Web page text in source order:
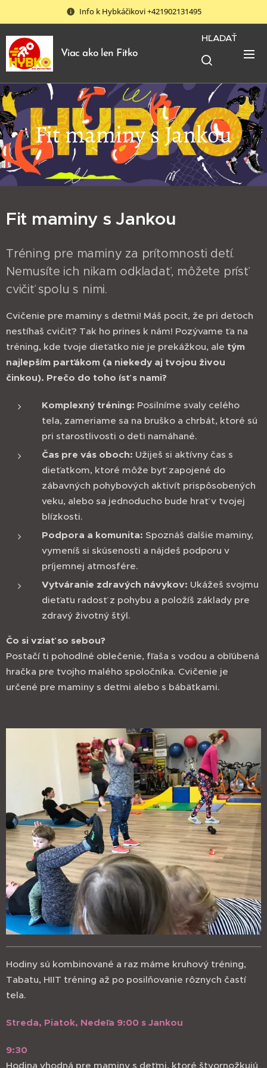
Info k Hybkáčikovi +421902131495
Viac ako len Fitko
HĽADAŤ
Fit maminy s Jankou
Fit maminy s Jankou
Tréning pre maminy za prítomnosti detí.
Nemusíte ich nikam odkladať, môžete prísť
cvičiť spolu s nimi.
Cvičenie pre maminy s deťmi! Máš pocit, že pri deťoch
nestíhaš cvičiť? Tak ho prines k nám! Pozývame ťa na
tréning, kde tvoje dieťatko nie je prekážkou, ale tým
najlepším parťákom (a niekedy aj tvojou živou
činkou). Prečo do toho ísť s nami?
Komplexný tréning: Posilníme svaly celého
tela, zameriame sa na bruško a chrbát, ktoré sú
pri starostlivosti o deti namáhané.
Čas pre vás oboch: Užiješ si aktívny čas s
dieťatkom, ktoré môže byť zapojené do
zábavných pohybových aktivít prispôsobených
veku, alebo sa jednoducho bude hrať v tvojej
blízkosti.
Podpora a komunita: Spoznáš ďalšie maminy,
vymeníš si skúsenosti a nájdeš podporu v
príjemnej atmosfére.
Vytváranie zdravých návykov: Ukážeš svojmu
dieťaťu radosť z pohybu a položíš základy pre
zdravý životný štýl.
Čo si vziať so sebou?
Postačí ti pohodlné oblečenie, fľaša s vodou a obľúbená
hračka pre tvojho malého spoločníka. Cvičenie je
určené pre maminy s deťmi alebo s bábätkami.
Hodiny sú kombinované a raz máme kruhový tréning,
Tabatu, HIIT tréning až po posilňovanie rôznych častí
tela.
Streda, Piatok, Nedeľa 9:00 s Jankou
9:30
Hodina vhodná pre maminy s deťmi, ktoré štvornožkujú